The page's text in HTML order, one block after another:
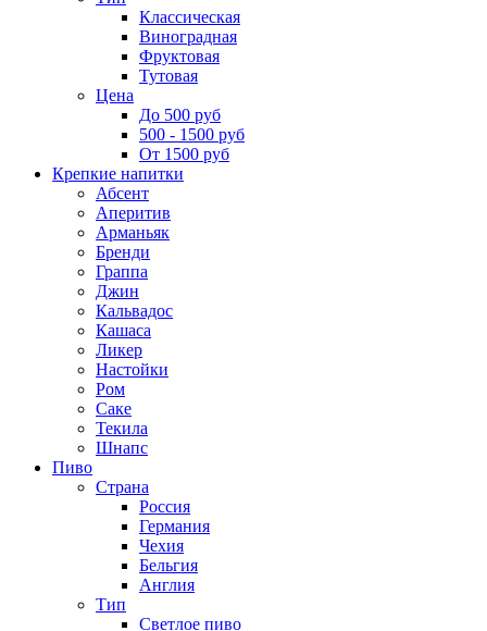
Классическая
Виноградная
Фруктовая
Тутовая
Цена
До 500 руб
500 - 1500 руб
От 1500 руб
Крепкие напитки
Абсент
Аперитив
Арманьяк
Бренди
Граппа
Джин
Кальвадос
Кашаса
Ликер
Настойки
Ром
Саке
Текила
Шнапс
Пиво
Страна
Россия
Германия
Чехия
Бельгия
Англия
Тип
Светлое пиво